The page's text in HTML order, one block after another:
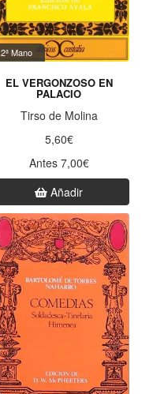
2ª Mano
EL VERGONZOSO EN
PALACIO
Tirso de Molina
5,60€
Antes 7,00€
Añadir